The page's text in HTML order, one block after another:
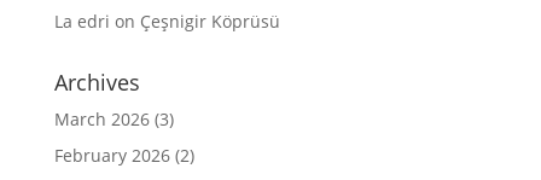
La edri on Çeşnigir Köprüsü
Archives
March 2026(3)
February 2026(2)